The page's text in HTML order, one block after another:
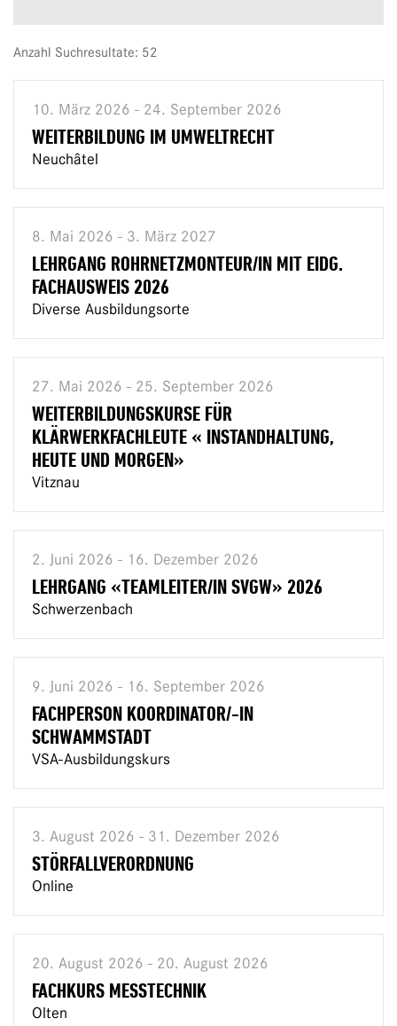
Anzahl Suchresultate: 52
10. März 2026 - 24. September 2026
WEITERBILDUNG IM UMWELTRECHT
Neuchâtel
8. Mai 2026 - 3. März 2027
LEHRGANG ROHRNETZMONTEUR/IN MIT EIDG.
FACHAUSWEIS 2026
Diverse Ausbildungsorte
27. Mai 2026 - 25. September 2026
WEITERBILDUNGSKURSE FÜR
KLÄRWERKFACHLEUTE « INSTANDHALTUNG,
HEUTE UND MORGEN»
Vitznau
2. Juni 2026 - 16. Dezember 2026
LEHRGANG «TEAMLEITER/IN SVGW» 2026
Schwerzenbach
9. Juni 2026 - 16. September 2026
FACHPERSON KOORDINATOR/-IN
SCHWAMMSTADT
VSA-Ausbildungskurs
3. August 2026 - 31. Dezember 2026
STÖRFALLVERORDNUNG
Online
20. August 2026 - 20. August 2026
FACHKURS MESSTECHNIK
Olten